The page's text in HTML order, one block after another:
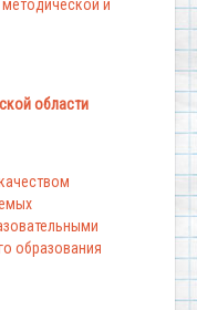
методической и
области
образования